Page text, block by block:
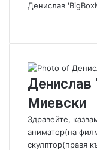
Денислав
Денислав
Миевски
Здравейте,
аниматор(на
скулптор(правя